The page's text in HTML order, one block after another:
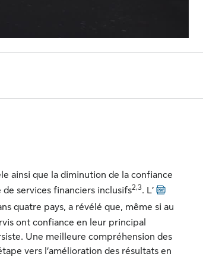
ainsi que la diminution de la confiance
services financiers inclusifs2,3. L’PDF
quatre pays, a révélé que, même si au
ont confiance en leur principal
Une meilleure compréhension des
vers l’amélioration des résultats en